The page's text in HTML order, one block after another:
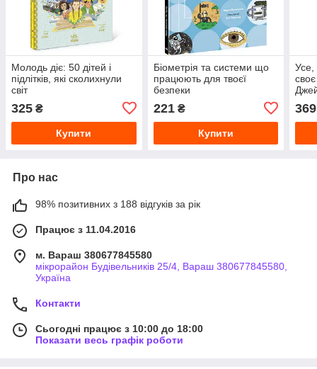
Молодь діє: 50 дітей і
підлітків, які сколихнули
світ
325 ₴
Купити
Біометрія та системи що
працюють для твоєї
безпеки
221₴
Купити
Усе,
369
Про нас
98% позитивних з 188 відгуків за рік
Працює з 11.04.2016
м. Вараш 380677845580
мікрорайон Будівельників 25/4, Вараш 380677845580,
Україна
Контакти
Сьогодні працює з 10:00 до 18:00
Показати весь графік роботи